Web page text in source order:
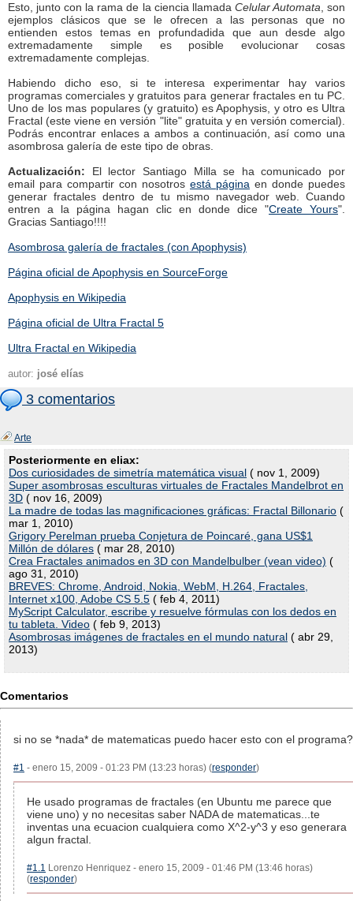
Esto, junto con la rama de la ciencia llamada Celular Automata , son
ejemplos clásicos que se le ofrecen a las personas que no
entienden estos temas en profundadida que aun desde algo
extremadamente simple es posible evolucionar cosas
extremadamente complejas.
Habiendo dicho eso, si te interesa experimentar hay varios
programas comerciales y gratuitos para generar fractales en tu PC.
Uno de los mas populares (y gratuito) es Apophysis, y otro es Ultra
Fractal (este viene en versión "lite" gratuita y en versión comercial).
Podrás encontrar enlaces a ambos a continuación, así como una
asombrosa galería de este tipo de obras.
Actualización: El lector Santiago Milla se ha comunicado por
email para compartir con nosotros está página en donde puedes
generar fractales dentro de tu mismo navegador web. Cuando
entren a la página hagan clic en donde dice "Create Yours".
Gracias Santiago!!!!
Asombrosa galería de fractales (con Apophysis)
Página oficial de Apophysis en SourceForge
Apophysis en Wikipedia
Página oficial de Ultra Fractal 5
Ultra Fractal en Wikipedia
autor: josé elías
3 comentarios
Arte
Posteriormente en eliax:
Dos curiosidades de simetría matemática visual ( nov 1, 2009)
Super asombrosas esculturas virtuales de Fractales Mandelbrot en
3D ( nov 16, 2009)
La madre de todas las magnificaciones gráficas: Fractal Billonario (
mar 1, 2010)
Grigory Perelman prueba Conjetura de Poincaré, gana US$1
Millón de dólares ( mar 28, 2010)
Crea Fractales animados en 3D con Mandelbulber (vean video) (
ago 31, 2010)
BREVES: Chrome, Android, Nokia, WebM, H.264, Fractales,
Internet x100, Adobe CS 5.5 ( feb 4, 2011)
MyScript Calculator, escribe y resuelve fórmulas con los dedos en
tu tableta. Video ( feb 9, 2013)
Asombrosas imágenes de fractales en el mundo natural ( abr 29,
2013)
Comentarios
si no se *nada* de matematicas puedo hacer esto con el programa?
#1 - enero 15, 2009 - 01:23 PM (13:23 horas) (responder)
He usado programas de fractales (en Ubuntu me parece que
viene uno) y no necesitas saber NADA de matematicas...te
inventas una ecuacion cualquiera como X^2-y^3 y eso generara
algun fractal.
#1.1 Lorenzo Henriquez - enero 15, 2009 - 01:46 PM (13:46 horas)
(responder)